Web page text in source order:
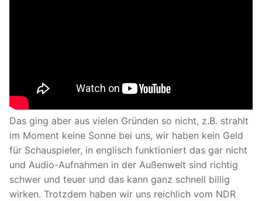
Das ging aber aus vielen Gründen so nicht, z.B. strahlt
im Moment keine Sonne bei uns, wir haben kein Geld
für Schauspieler, in englisch funktioniert das gar nicht
und Audio-Aufnahmen in der Außenwelt sind richtig
schwer und teuer und das kann ganz schnell billig
wirken. Trotzdem haben wir uns reichlich vom NDR